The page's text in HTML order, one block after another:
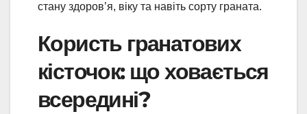
стану здоров’я, віку та навіть сорту граната.
Користь гранатових
кісточок: що ховається
всередині?